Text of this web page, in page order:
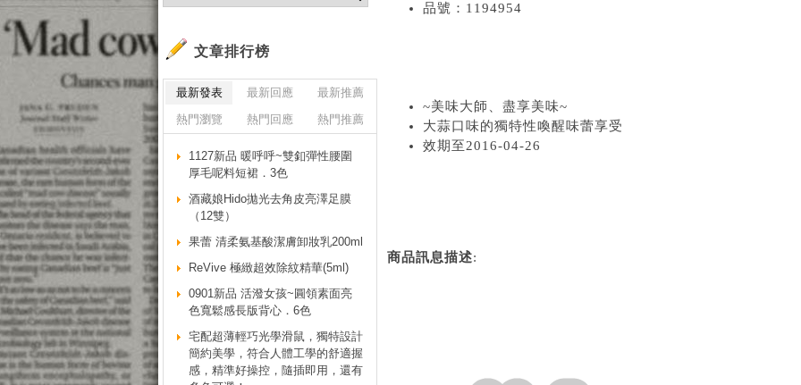
品號：1194954
~美味大師、盡享美味~
大蒜口味的獨特性喚醒味蕾享受
效期至2016-04-26
商品訊息描述:
文章排行榜
最新發表 最新回應
最新推薦
熱門瀏覽
熱門回應 熱門推薦
1127新品 暖呼呼~雙釦彈性腰圍
厚毛呢料短裙．3色
酒藏娘Hido拋光去角皮亮澤足膜
（12雙）
果蕾 清柔氨基酸潔膚卸妝乳200ml
ReVive 極緻超效除紋精華(5ml)
0901新品 活潑女孩~圓領素面亮
色寬鬆感長版背心．6色
宅配超薄輕巧光學滑鼠，獨特設計
簡約美學，符合人體工學的舒適握
感，精準好操控，隨插即用，還有